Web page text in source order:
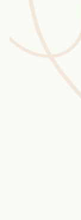
Selber
Glossar